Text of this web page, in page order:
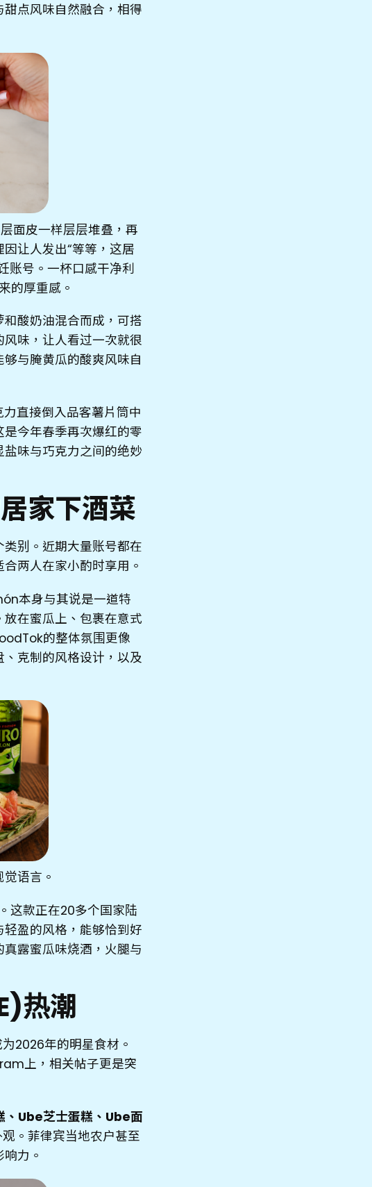
点风味自然融合，相得
面皮一样层层堆叠，再
让人发出“等等，这居
账号。一杯口感干净利
的厚重感。
酸奶油混合而成，可搭
味，让人看过一次就很
与腌黄瓜的酸爽风味自
直接倒入品客薯片筒中
今年春季再次爆红的零
味与巧克力之间的绝妙
家下酒菜
别。近期大量账号都在
两人在家小酌时享用。
本身与其说是一道特
在蜜瓜上、包裹在意式
的整体氛围更像
克制的风格设计，以及
语言。
。这款正在20多个国家陆
盈的风格，能够恰到好
露蜜瓜味烧酒，火腿与
热潮
2026年的明星食材。
上，相关帖子更是突
Ube芝士蛋糕、Ube面
。菲律宾当地农户甚至
力。